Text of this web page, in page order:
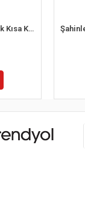
İlke 302 Çocuk %100 Pamuk Kısa Kol Atlet (1-2 Yaş)